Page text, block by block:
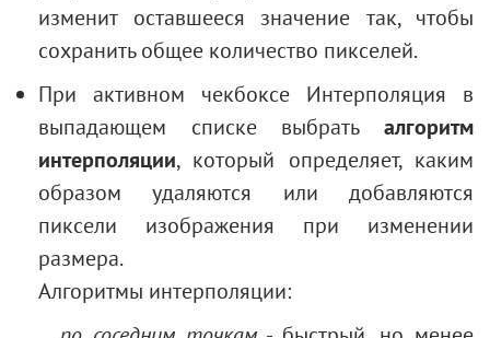
изменит оставшееся значение так, чтобы
сохранить общее количество пикселей.
При активном чекбоксе Интерполяция в
выпадающем списке выбрать алгоритм
интерполяции, который определяет, каким
образом удаляются или добавляются
пиксели изображения при изменении
размера.
Алгоритмы интерполяции: